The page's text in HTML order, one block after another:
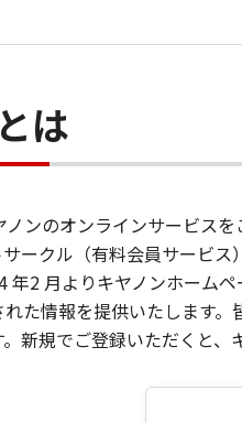
は
ノンのオンラインサービス
ークル（有料会員サービ
年2 月よりキヤノンホーム
た情報を提供いたします
新規でご登録いただくと、